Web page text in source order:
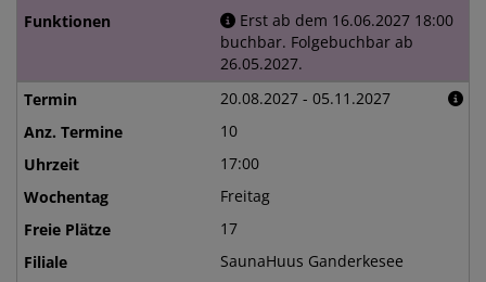
Erst ab dem 16.06.2027 18:00
buchbar. Folgebuchbar ab
26.05.2027.
20.08.2027 - 05.11.2027
10
17:00
Freitag
17
SaunaHuus Ganderkesee